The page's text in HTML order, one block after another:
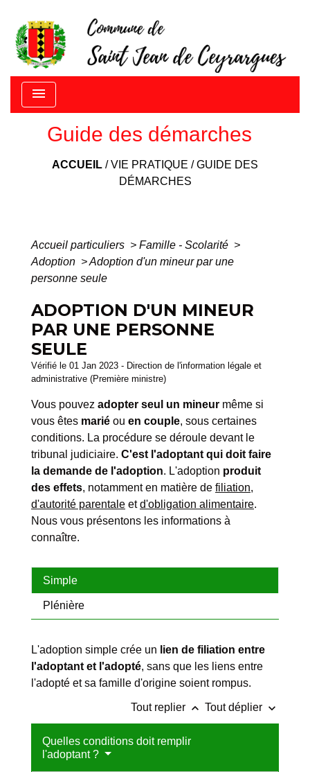
menu
Guide des démarches
ACCUEIL /VIE PRATIQUE /GUIDE DES
DÉMARCHES
Accueil particuliers > Famille - Scolarité >
Adoption >Adoption d'un mineur par une
personne seule
ADOPTION D'UN MINEUR
PAR UNE PERSONNE
SEULE
Vérifié le 01 Jan 2023 - Direction de l'information légale et
administrative (Première ministre)
Vous pouvez adopter seul un mineur même si
vous êtes marié ou en couple, sous certaines
conditions. La procédure se déroule devant le
tribunal judiciaire. C'est l'adoptant qui doit faire
la demande de l'adoption. L'adoption produit
des effets, notamment en matière de filiation,
d'autorité parentale etd'obligation alimentaire.
Nous vous présentons les informations à
connaître.
Simple
Plénière
L'adoption simple crée un lien de filiation entre
l'adoptant et l'adopté, sans que les liens entre
l'adopté et sa famille d'origine soient rompus.
Tout replier keyboard_arrow_up Tout déplier keyboard_arrow_down
Quelles conditions doit remplir
l'adoptant ?